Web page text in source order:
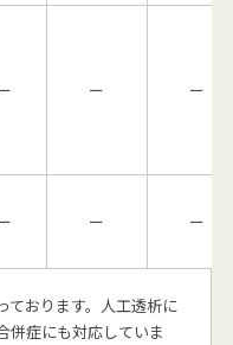
ー ー
ー ー
ております。人工透析に
併症にも対応していま